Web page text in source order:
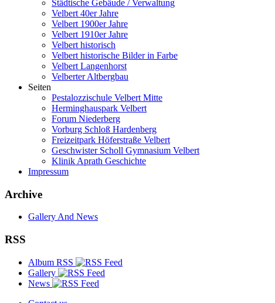
Städtische Gebäude / Verwaltung
Velbert 40er Jahre
Velbert 1900er Jahre
Velbert 1910er Jahre
Velbert historisch
Velbert historische Bilder in Farbe
Velbert Langenhorst
Velberter Altbergbau
Seiten
Pestalozzischule Velbert Mitte
Herminghauspark Velbert
Forum Niederberg
Vorburg Schloß Hardenberg
Freizeitpark Höferstraße Velbert
Geschwister Scholl Gymnasium Velbert
Klinik Aprath Geschichte
Impressum
Archive
Gallery And News
RSS
Album RSS
Gallery
News